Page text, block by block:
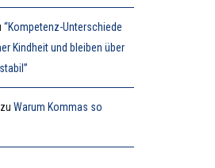
“Kompetenz-Unterschiede
Kindheit und bleiben über
zuWarum Kommas so